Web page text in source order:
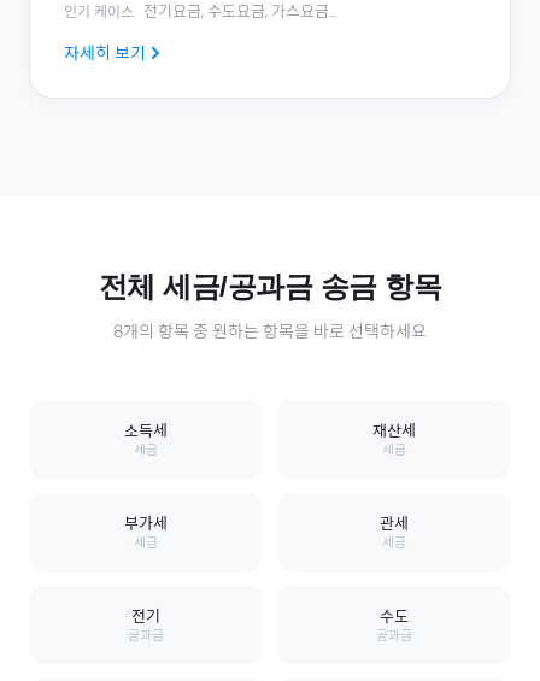
인기 케이스 전기요금, 수도요금, 가스요금...
자세히 보기
전체세금/공과금송금 항목
8개의 항목 중 원하는 항목을 바로 선택하세요
소득세
세금
재산세
세금
부가세
세금
관세
세금
전기
공과금
수도
공과금